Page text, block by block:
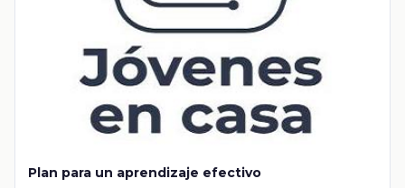
Plan para un aprendizaje efectivo